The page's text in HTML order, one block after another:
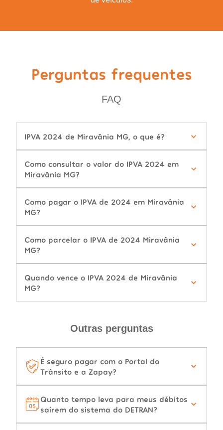
Perguntas frequentes
FAQ
IPVA 2024 de Miravânia MG, o que é?
Como consultar o valor do IPVA 2024 em
Miravânia MG?
Como pagar o IPVA de 2024 em Miravânia
MG?
Como parcelar o IPVA de 2024 Miravânia
MG?
Quando vence o IPVA 2024 de Miravânia
MG?
Outras perguntas
É seguro pagar com o Portal do
Trânsito e a Zapay?
Quanto tempo leva para meus débitos
saírem do sistema do DETRAN?